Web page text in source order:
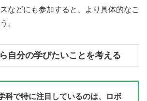
などにも参加すると、より具体的なこ
。
自分の学びたいことを考える
科で特に注目しているのは、ロボ